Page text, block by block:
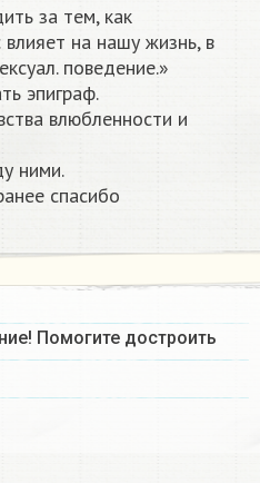
за тем, как
влияет на нашу жизнь, в
поведение.»
эпиграф.
влюбленности и
ними.
спасибо​
Помогите достроить